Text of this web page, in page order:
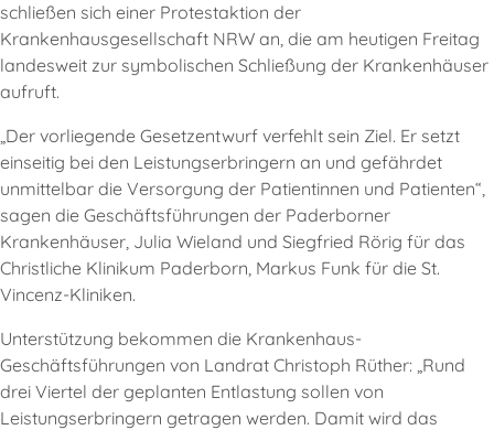
schließen sich einer Protestaktion der
Krankenhausgesellschaft NRW an, die am heutigen Freitag
landesweit zur symbolischen Schließung der Krankenhäuser
aufruft.
„Der vorliegende Gesetzentwurf verfehlt sein Ziel. Er setzt
einseitig bei den Leistungserbringern an und gefährdet
unmittelbar die Versorgung der Patientinnen und Patienten“,
sagen die Geschäftsführungen der Paderborner
Krankenhäuser, Julia Wieland und Siegfried Rörig für das
Christliche Klinikum Paderborn, Markus Funk für die St.
Vincenz-Kliniken.
Unterstützung bekommen die Krankenhaus-
Geschäftsführungen von Landrat Christoph Rüther: „Rund
drei Viertel der geplanten Entlastung sollen von
Leistungserbringern getragen werden. Damit wird das